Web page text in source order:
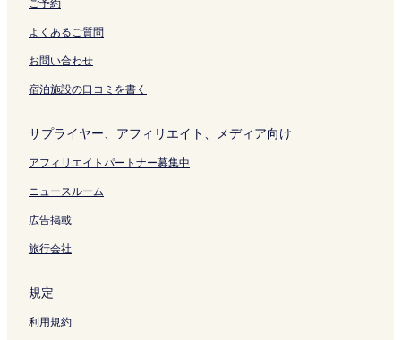
ご予約
よくあるご質問
お問い合わせ
宿泊施設の口コミを書く
サプライヤー、アフィリエイト、メディア向け
アフィリエイトパートナー募集中
ニュースルーム
広告掲載
旅行会社
規定
利用規約